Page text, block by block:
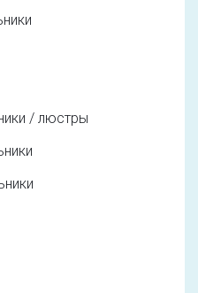
/ люстры